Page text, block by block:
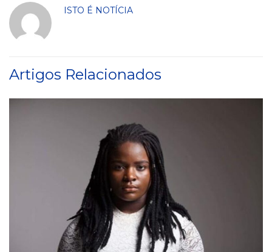
ISTO É NOTÍCIA
Artigos Relacionados